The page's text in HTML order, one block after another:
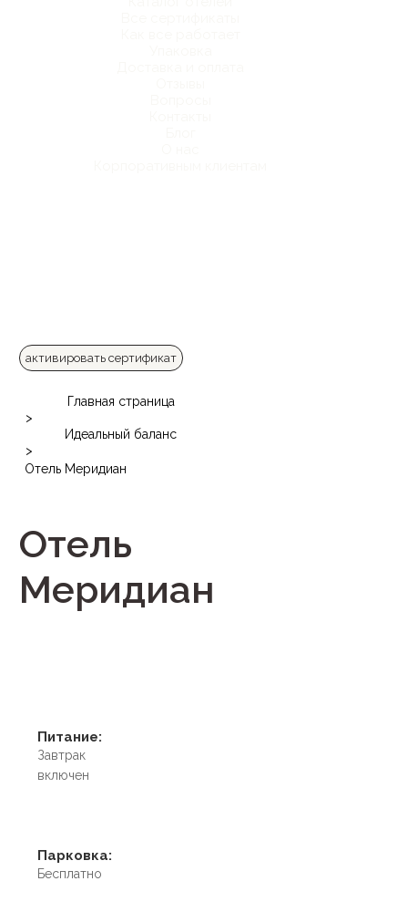
активировать сертификат
Главная страница
>
Идеальный баланс
>
Отель Меридиан
Отель
Меридиан
Питание:
Завтрак
включен
Парковка:
Бесплатно